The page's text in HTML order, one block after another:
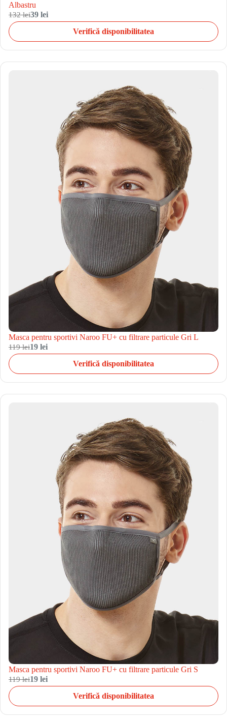
Albastru
132 lei39 lei
Verifică disponibilitatea
Masca pentru sportivi Naroo FU+ cu filtrare particule Gri L
119 lei19 lei
Verifică disponibilitatea
Masca pentru sportivi Naroo FU+ cu filtrare particule Gri S
119 lei19 lei
Verifică disponibilitatea